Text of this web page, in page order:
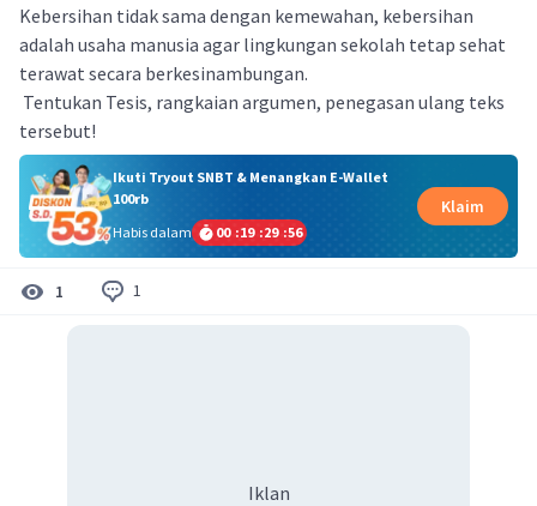
Kebersihan tidak sama dengan kemewahan, kebersihan
adalah usaha manusia agar lingkungan sekolah tetap sehat
terawat secara berkesinambungan.
Tentukan Tesis, rangkaian argumen, penegasan ulang teks
tersebut!
Ikuti Tryout SNBT & Menangkan E-Wallet
100rb
Habis dalam
00 :19 :29 :56
Klaim
1 1
Iklan